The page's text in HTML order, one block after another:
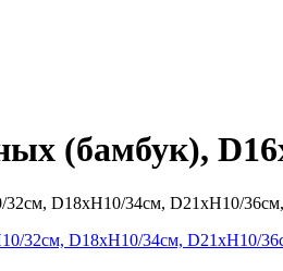
(бамбук),
D18xH10/34см, D21xH10/